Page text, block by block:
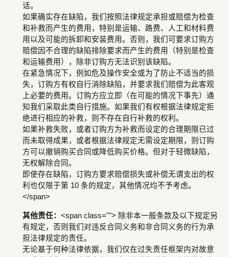
话。
如果确实存在缺陷，我们按照法律规定承担或赔偿为检查
和补救而产生的费用，特别是运输、路费、人工和材料费
用以及可能的拆卸和安装费用。否则，我们可要求订购方
赔偿因不合理的缺陷排除要求而产生的费用（特别是检查
和运输费用），除非订购方无法识别该缺陷。
在紧急情况下，例如危及操作安全或为了防止不适当的损
失，订购方有权自行消除缺陷，并要求我们赔偿为此客观
上必要的费用。订购方应立即（在可能的情况下事先）通
知我们采取此类自行措施。如果我们有权根据法律规定拒
绝进行相应的补救，则不存在自行补救的权利。
如果补救失败，或者订购方为补救而设定的合理期限已过
而未取得成果，或者根据法律规定无需设定期限，则订购
方可以撤销购买合同或降低购买价格。但对于轻微缺陷，
无权解除合同。
即使存在缺陷，订购方要求赔偿损失或补偿无谓支出的权
利也仅限于第 10 条的规定，其他情况均不予考虑。
</span>
其他责任：<span class=""> 除非本一般条款及以下规定另
有规定，否则我们对违反合同义务和非合同义务的行为承
担法律规定的责任。
无论基于何种法律依据，我们仅在过失责任框架内对故意